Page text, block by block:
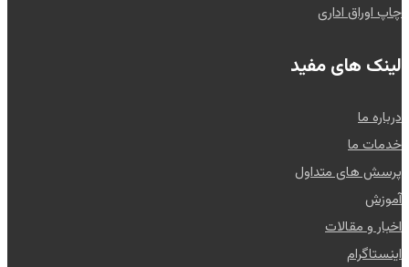
چاپ اوراق اداری
لینک های مفید
درباره ما
خدمات ما
پرسش های متداول
آموزش
اخبار و مقالات
اینستاگرام